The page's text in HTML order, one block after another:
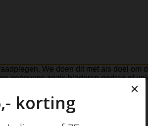
We doen dit met als doel om
gegevens zoals bladeren gedrag of
en mogelijkheden.